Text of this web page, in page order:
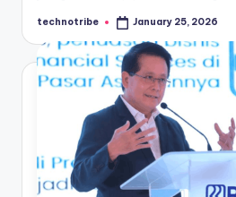
Posted
technotribe January 25, 2026